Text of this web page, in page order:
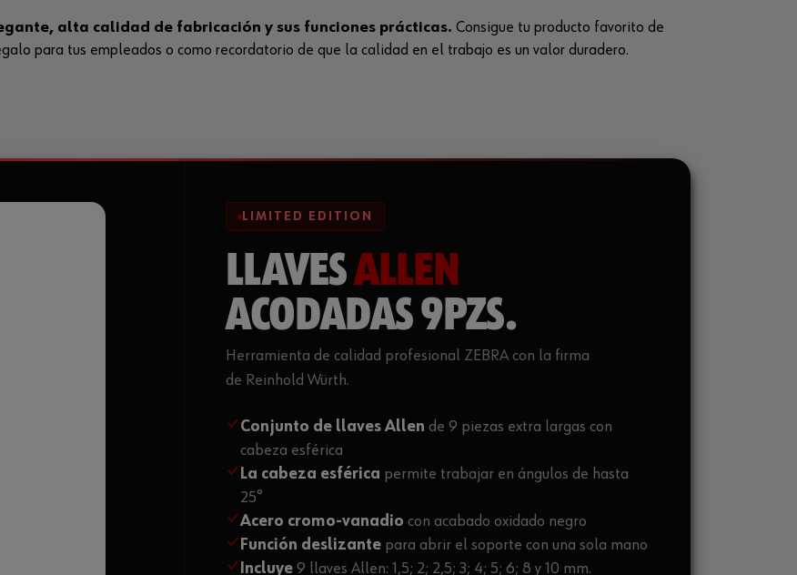
alta calidad de fabricación y sus funciones prácticas. Consigue tu producto favorito de
para tus empleados o como recordatorio de que la calidad en el trabajo es un valor duradero.
LIMITED EDITION
LLAVESALLEN
ACODADAS 9PZS.
Herramienta de calidad profesional ZEBRA con la firma
de Reinhold Würth.
Conjunto de llaves Allen de 9 piezas extra largas con
cabeza esférica
La cabeza esférica permite trabajar en ángulos de hasta
25°
Acero cromo-vanadio con acabado oxidado negro
Función deslizante para abrir el soporte con una sola mano
Incluye 9 llaves Allen: 1,5; 2; 2,5; 3; 4; 5; 6; 8 y 10 mm.